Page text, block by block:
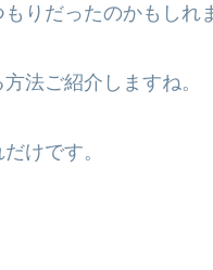
りだったのかもしれ
法ご紹介しますね。
けです。